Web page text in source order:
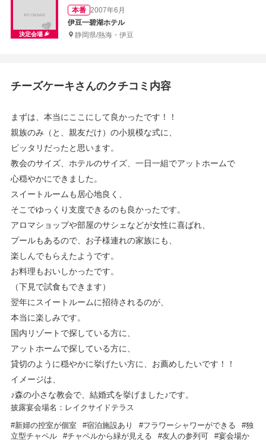
決定会場
本番 2007年6月
伊豆一碧湖ホテル
静岡県/熱海・伊豆
チーズケーキさんのクチコミ内容
まずは、本当にここにして良かったです！！
親族のみ（と、親友だけ）の小規模な式に、
ピッタリだったと思います。
教会のサイズ、ホテルのサイズ、一日一組でアットホームで
心穏やかにできました。
スイートルームも居心地良く、
そこでゆっくり支度できるのも良かったです。
アロマショップや部屋のサシェなどが女性に喜ばれ、
プールもあるので、お子様連れの家族にも、
楽しんでもらえたようです。
お料理もおいしかったです。
（下見で試食もできます）
翌年にスイートルームに招待されるのが、
本当に楽しみです。
国内リゾートで探している方に、
アットホームで探している方に、
貸切のように穏やかに挙げたい方に、お薦めしたいです！！
イメージは、
♪森の小さな教会で、結婚式を挙げました♪です。
披露宴会場名：レイクサイドテラス
新婦の控室が個室
宿泊施設あり フラワーシャワーができる
独
立型チャペル
チャペルから緑が見える 友人の参列可
宴会場か